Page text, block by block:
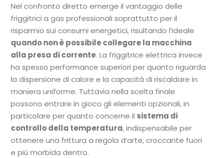
Nel confronto diretto emerge il vantaggio delle
friggitrici a gas professionali soprattutto per il
risparmio sui consumi energetici, risultando l’ideale
quando non è possibile collegare la macchina
alla presa di corrente. La friggitrice elettrica invece
ha spesso performance superiori per quanto riguarda
la dispersione di calore e la capacità di riscaldare in
maniera uniforme. Tuttavia nella scelta finale
possono entrare in gioco gli elementi opzionali, in
particolare per quanto concerne il sistema di
controllo della temperatura, indispensabile per
ottenere una frittura a regola d’arte, croccante fuori
e più morbida dentro.